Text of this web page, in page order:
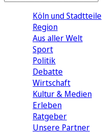
Köln und Stadtteile
Region
Aus aller Welt
Sport
Politik
Debatte
Wirtschaft
Kultur & Medien
Erleben
Ratgeber
Unsere Partner